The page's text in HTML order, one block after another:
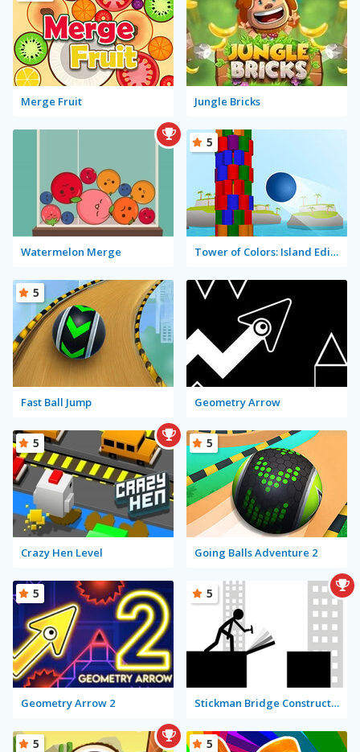
Merge Fruit Jungle Bricks
Watermelon Merge Tower of Colors: Island Edition
5
Fast Ball Jump
5
Geometry Arrow
Crazy Hen Level
5
Going Balls Adventure 2
5
Geometry Arrow 2
5
Stickman Bridge Constructor
5
5 5